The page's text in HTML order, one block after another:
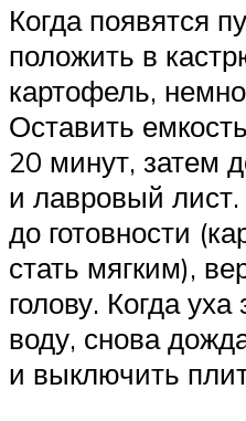
Когда появятся
положить в
картофель,
Оставить
20 минут, затем
и лавровый
до готовности
стать мягким),
голову. Когда
воду, снова
и выключить